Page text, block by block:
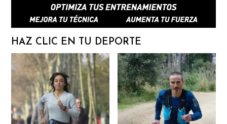
HAZ CLIC EN TU DEPORTE